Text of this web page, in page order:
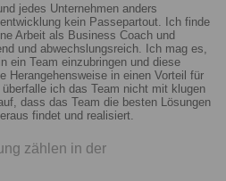
jedes Unternehmen anders
kein Passepartout. Ich finde
Arbeit als Business Coach und
und abwechslungsreich. Ich mag es,
ein Team einzubringen und diese
Herangehensweise in einen Vorteil für
ich das Team nicht mit klugen
dass das Team die besten Lösungen
findet und realisiert.
zählen in der